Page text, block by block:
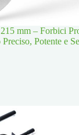
mm – Forbici
Potente e